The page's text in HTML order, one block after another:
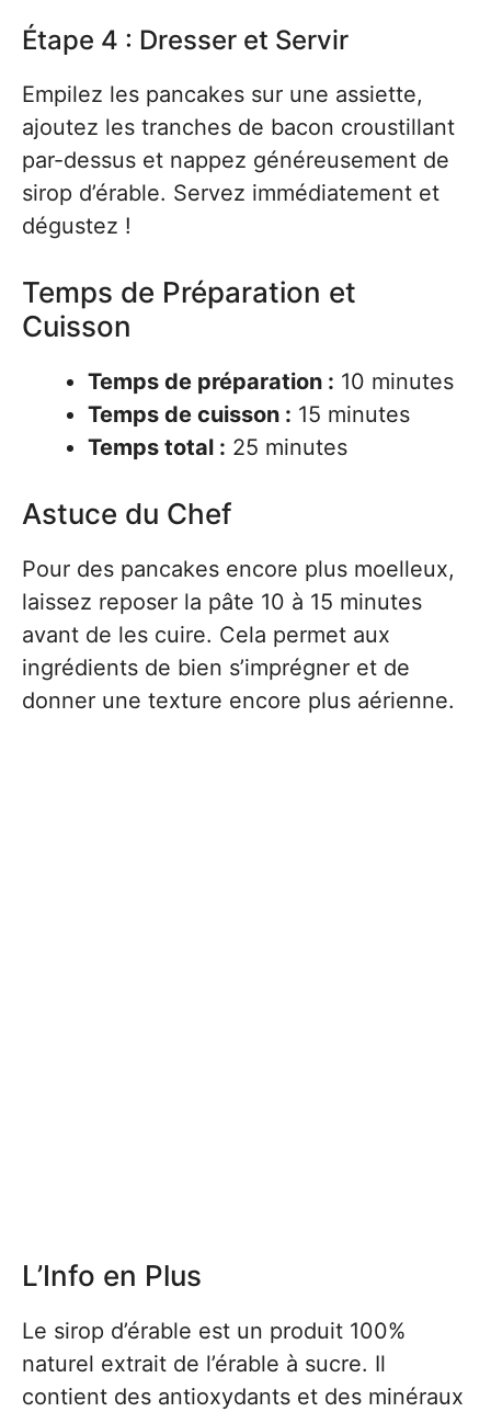
Étape 4 : Dresser et Servir
Empilez les pancakes sur une assiette,
ajoutez les tranches de bacon croustillant
par-dessus et nappez généreusement de
sirop d’érable. Servez immédiatement et
dégustez !
Temps de Préparation et
Cuisson
Temps de préparation : 10 minutes
Temps de cuisson : 15 minutes
Temps total : 25 minutes
Astuce du Chef
Pour des pancakes encore plus moelleux,
laissez reposer la pâte 10 à 15 minutes
avant de les cuire. Cela permet aux
ingrédients de bien s’imprégner et de
donner une texture encore plus aérienne.
L’Info en Plus
Le sirop d’érable est un produit 100%
naturel extrait de l’érable à sucre. Il
contient des antioxydants et des minéraux